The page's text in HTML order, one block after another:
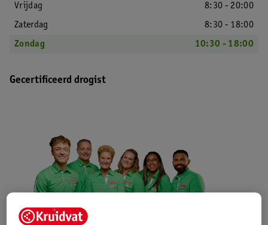
Vrijdag
8:30 - 20:00
Zaterdag
8:30 - 18:00
Zondag
10:30 - 18:00
Gecertificeerd drogist